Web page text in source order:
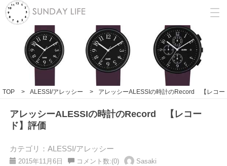
TOP > ALESSI/アレッシー > アレッシーALESSIの時計のRecord 【レコー
アレッシーALESSIの時計のRecord 【レコー
ド】評価
カテゴリ：ALESSI/アレッシー
2015年11月6日 コメント数:(0) Sasaki